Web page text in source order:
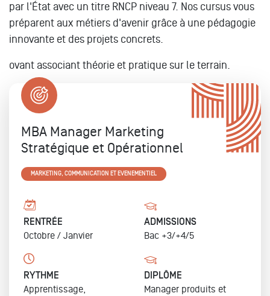
par l'État avec un titre RNCP niveau 7. Nos cursus vous
préparent aux métiers d'avenir grâce à une pédagogie
innovante et des projets concrets.
ovant associant théorie et pratique sur le terrain.
MBA Manager Marketing
Stratégique et Opérationnel
MARKETING, COMMUNICATION ET EVENEMENTIEL
RENTRÉE
Octobre / Janvier
ADMISSIONS
Bac +3/+4/5
RYTHME
Apprentissage,
DIPLÔME
Manager produits et